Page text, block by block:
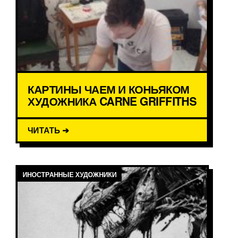
КАРТИНЫ ЧАЕМ И КОНЬЯКОМ
ХУДОЖНИКА CARNE GRIFFITHS
ЧИТАТЬ ➔
ИНОСТРАННЫЕ ХУДОЖНИКИ